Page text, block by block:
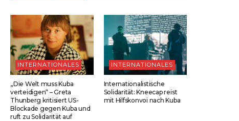
INTERNATIONALES
„Die Welt muss Kuba
verteidigen“ – Greta
Thunberg kritisiert US-
Blockade gegen Kuba und
ruft zu Solidarität auf
INTERNATIONALES
Internationalistische
Solidarität: Kneecap reist
mit Hilfskonvoi nach Kuba